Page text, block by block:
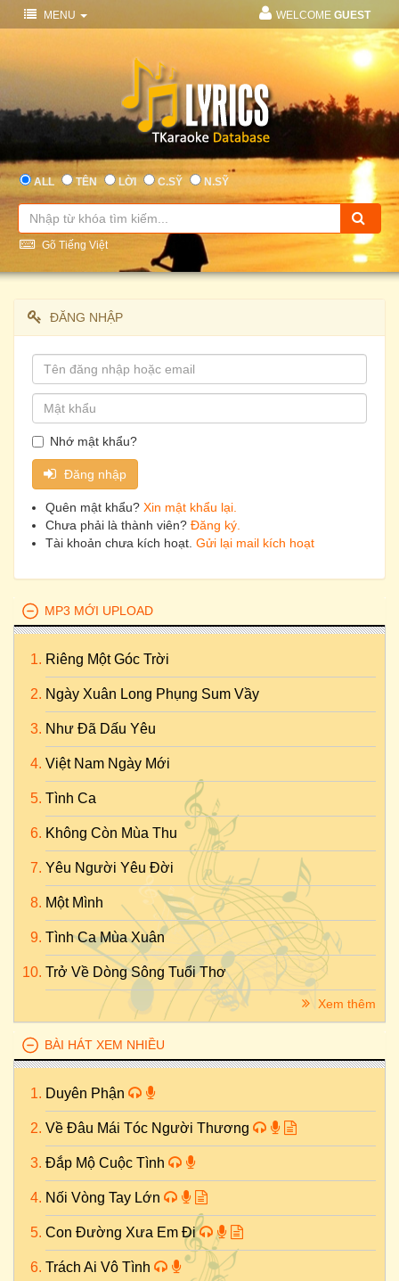
MENU WELCOME GUEST
ALL TÊN LỜI C.SỸ N.SỸ
Gõ Tiếng Việt
ĐĂNG NHẬP
Nhớ mật khẩu?
Đăng nhập
Quên mật khẩu? Xin mật khẩu lại.
Chưa phải là thành viên? Đăng ký.
Tài khoản chưa kích hoạt. Gửi lại mail kích hoạt
MP3 MỚI UPLOAD
Riêng Một Góc Trời
Ngày Xuân Long Phụng Sum Vầy
Như Đã Dấu Yêu
Việt Nam Ngày Mới
Tình Ca
Không Còn Mùa Thu
Yêu Người Yêu Đời
Một Mình
Tình Ca Mùa Xuân
Trở Về Dòng Sông Tuổi Thơ
Xem thêm
BÀI HÁT XEM NHIỀU
Duyên Phận
Về Đâu Mái Tóc Người Thương
Đắp Mộ Cuộc Tình
Nối Vòng Tay Lớn
Con Đường Xưa Em Đi
Trách Ai Vô Tình